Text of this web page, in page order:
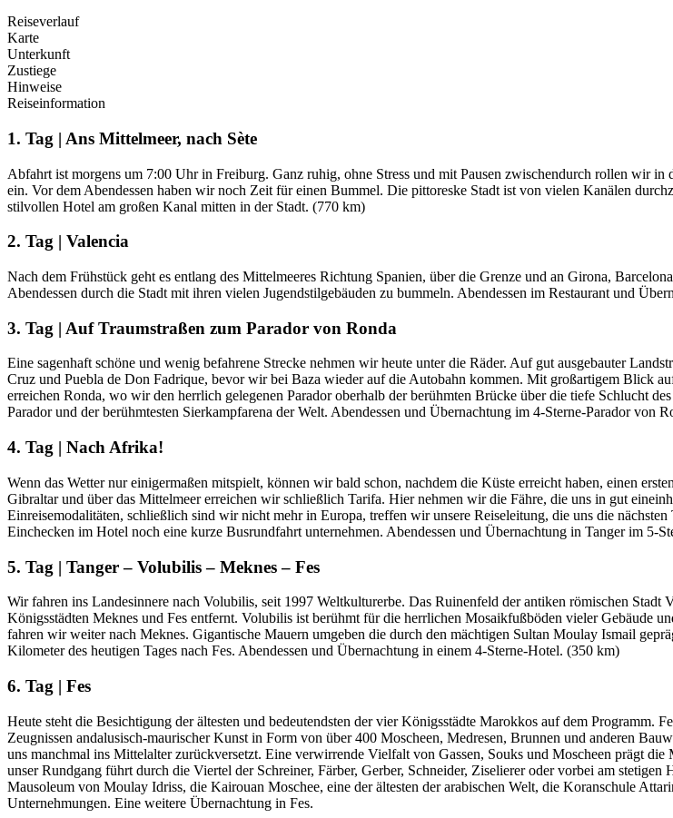
Reiseverlauf
Karte
Unterkunft
Zustiege
Hinweise
Reiseinformation
1. Tag | Ans Mittelmeer, nach Sète
Abfahrt ist morgens um 7:00 Uhr in Freiburg. Ganz ruhig, ohne Stress und mit Pausen zwischendurch rollen wir
ein. Vor dem Abendessen haben wir noch Zeit für einen Bummel. Die pittoreske Stadt ist von vielen Kanälen
stilvollen Hotel am großen Kanal mitten in der Stadt. (770 km)
2. Tag | Valencia
Nach dem Frühstück geht es entlang des Mittelmeeres Richtung Spanien, über die Grenze und an Girona,
Abendessen durch die Stadt mit ihren vielen Jugendstilgebäuden zu bummeln. Abendessen im Restaurant und
3. Tag | Auf Traumstraßen zum Parador von Ronda
Eine sagenhaft schöne und wenig befahrene Strecke nehmen wir heute unter die Räder. Auf gut ausgebauter
Cruz und Puebla de Don Fadrique, bevor wir bei Baza wieder auf die Autobahn kommen. Mit großartigem Blick
erreichen Ronda, wo wir den herrlich gelegenen Parador oberhalb der berühmten Brücke über die tiefe Schlucht
Parador und der berühmtesten Sierkampfarena der Welt. Abendessen und Übernachtung im 4-Sterne-Parador von
4. Tag | Nach Afrika!
Wenn das Wetter nur einigermaßen mitspielt, können wir bald schon, nachdem die Küste erreicht haben, einen
Gibraltar und über das Mittelmeer erreichen wir schließlich Tarifa. Hier nehmen wir die Fähre, die uns in gut
Einreisemodalitäten, schließlich sind wir nicht mehr in Europa, treffen wir unsere Reiseleitung, die uns die
Einchecken im Hotel noch eine kurze Busrundfahrt unternehmen. Abendessen und Übernachtung in Tanger im 5-
5. Tag | Tanger – Volubilis – Meknes – Fes
Wir fahren ins Landesinnere nach Volubilis, seit 1997 Weltkulturerbe. Das Ruinenfeld der antiken römischen
Königsstädten Meknes und Fes entfernt. Volubilis ist berühmt für die herrlichen Mosaikfußböden vieler Gebäude
fahren wir weiter nach Meknes. Gigantische Mauern umgeben die durch den mächtigen Sultan Moulay Ismail
Kilometer des heutigen Tages nach Fes. Abendessen und Übernachtung in einem 4-Sterne-Hotel. (350 km)
6. Tag | Fes
Heute steht die Besichtigung der ältesten und bedeutendsten der vier Königsstädte Marokkos auf dem Programm.
Zeugnissen andalusisch-maurischer Kunst in Form von über 400 Moscheen, Medresen, Brunnen und anderen
uns manchmal ins Mittelalter zurückversetzt. Eine verwirrende Vielfalt von Gassen, Souks und Moscheen prägt
unser Rundgang führt durch die Viertel der Schreiner, Färber, Gerber, Schneider, Ziselierer oder vorbei am
Mausoleum von Moulay Idriss, die Kairouan Moschee, eine der ältesten der arabischen Welt, die Koranschule
Unternehmungen. Eine weitere Übernachtung in Fes.